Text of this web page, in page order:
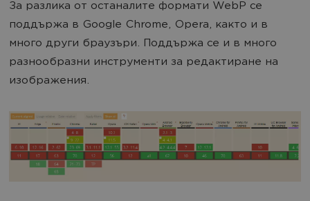
За разлика от останалите формати WebP се
поддържа в Google Chrome, Opera, както и в
много други браузъри. Поддържа се и в много
разнообразни инструменти за редактиране на
изображения.